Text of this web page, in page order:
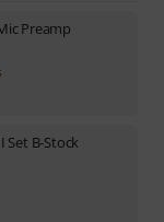
Preamp
Set B-Stock